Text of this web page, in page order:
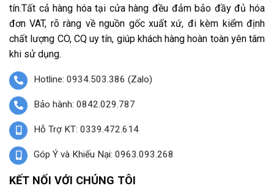
tín.Tất cả hàng hóa tại cửa hàng đều đảm bảo đầy đủ hóa
đơn VAT, rõ ràng về nguồn gốc xuất xứ, đi kèm kiểm định
chất lượng CO, CQ uy tín, giúp khách hàng hoàn toàn yên tâm
khi sử dụng.
Hotline: 0934.503.386 (Zalo)
Bảo hành: 0842.029.787
Hỗ Trợ KT: 0339.472.614
Góp Ý và Khiếu Nại: 0963.093.268
KẾT NỐI VỚI CHÚNG TÔI